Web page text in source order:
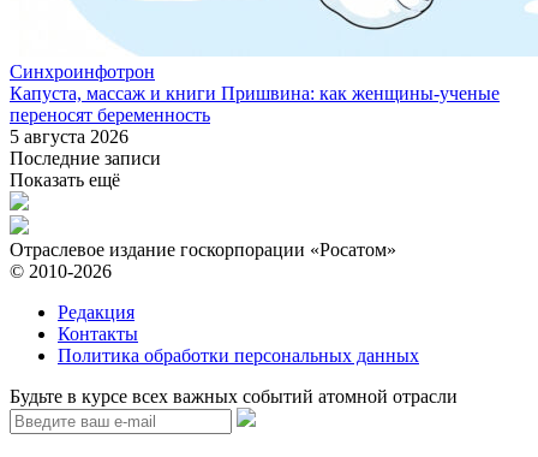
Синхроинфотрон
Капуста, массаж и книги Пришвина: как женщины-ученые
переносят беременность
5 августа 2026
Последние записи
Показать ещё
Отраслевое издание госкорпорации «Росатом»
© 2010-2026
Редакция
Контакты
Политика обработки персональных данных
Будьте в курсе всех важных событий атомной отрасли